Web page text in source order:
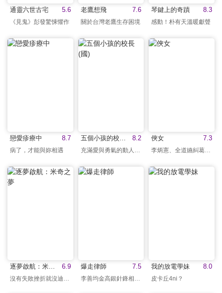
5.6
通靈六世古宅
《見鬼》彭發驚悚懼作
7.6
老鷹想飛
關於台灣老鷹生存困境
8.3
琴鍵上的奇蹟
感動！朴有天溫暖獻聲
8.7
戀愛疹療中
病了，才能與妳相遇
8.2
充滿愛與勇氣的動人故事
7.3
俠女
李炳憲、全道嬿糾葛愛恨
6.9 7.5
爆走律師 8.0
我的放電學妹
皮卡丘4ni？